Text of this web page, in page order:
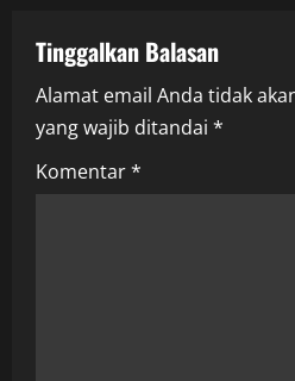
a
v
i
g
Tinggalkan Balasan
Alamat email Anda tidak
yang wajib ditandai *
Komentar*